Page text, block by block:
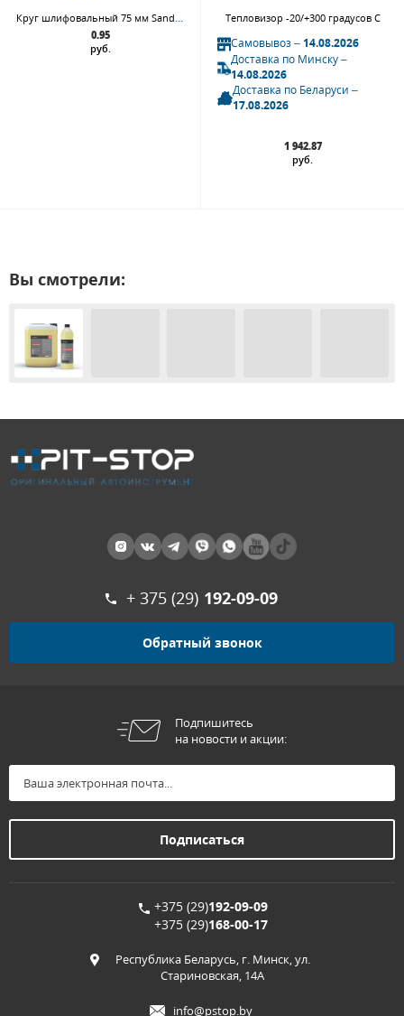
0.95
руб.
Тепловизор -20/+300 градусов С
Самовывоз –14.08.2026
Доставка по Минску –
14.08.2026
Доставка по Беларуси –
17.08.2026
1 942.87
руб.
Вы смотрели:
+ 375 (29) 192-09-09
Обратный звонок
Подпишитесь
на новости и акции:
+375 (29)192-09-09
+375 (29)168-00-17
Республика Беларусь, г. Минск, ул.
Стариновская, 14А
info@pstop.by